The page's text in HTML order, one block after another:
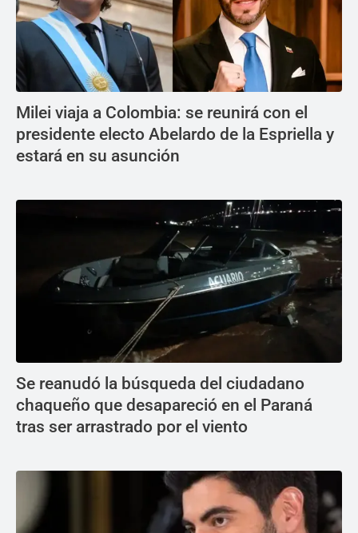
Milei viaja a Colombia: se reunirá con el
presidente electo Abelardo de la Espriella y
estará en su asunción
Se reanudó la búsqueda del ciudadano
chaqueño que desapareció en el Paraná
tras ser arrastrado por el viento